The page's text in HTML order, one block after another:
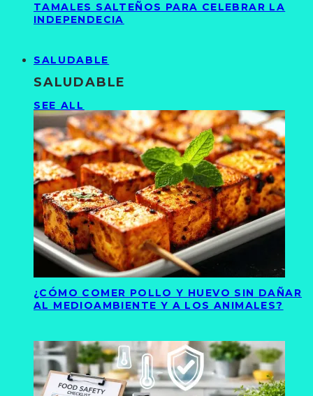
TAMALES SALTEÑOS PARA CELEBRAR LA
INDEPENDECIA
SALUDABLE
SALUDABLE
SEE ALL
¿CÓMO COMER POLLO Y HUEVO SIN DAÑAR
AL MEDIOAMBIENTE Y A LOS ANIMALES?